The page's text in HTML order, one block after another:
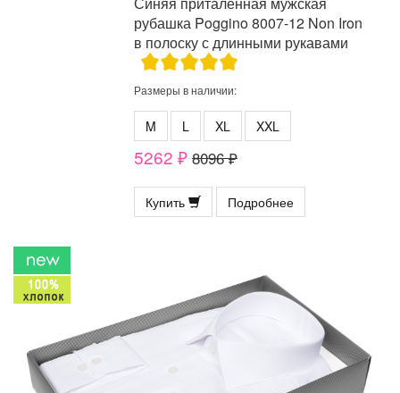
рубашка Poggino 8007-12 Non Iron
в полоску с длинными рукавами
Размеры в наличии:
M L XL XXL
5262 ₽ 8096 ₽
Купить Подробнее